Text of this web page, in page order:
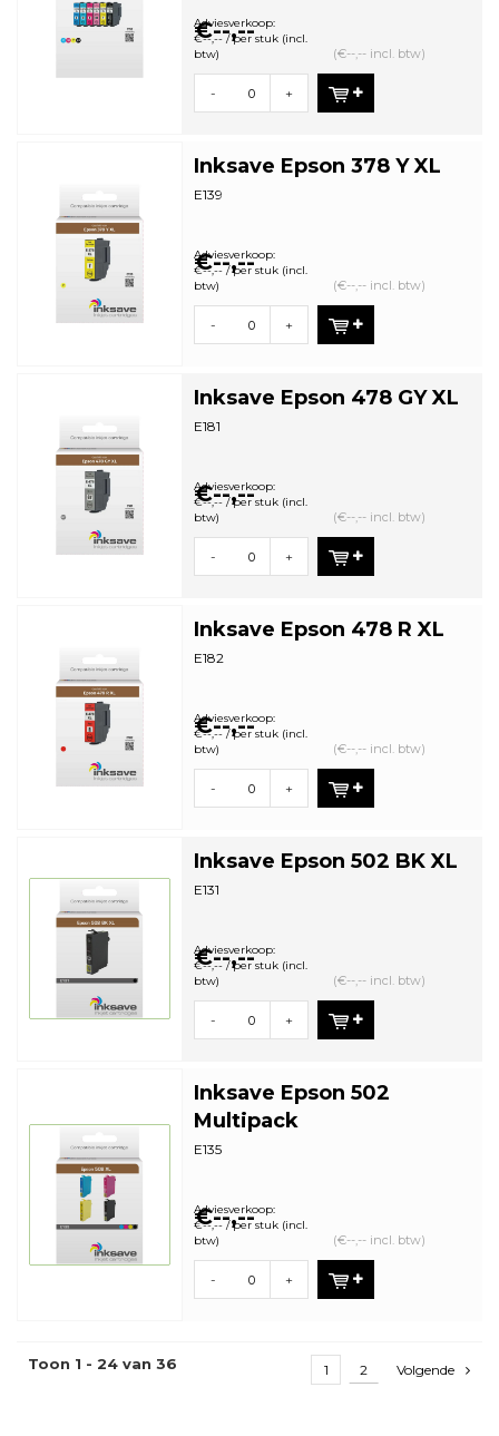
€--,--
Adviesverkoop:
€--,-- / per stuk (incl.
btw)
(€--,-- incl. btw)
- +
Inksave Epson 378 Y XL
E139
€--,--
Adviesverkoop:
€--,-- / per stuk (incl.
btw)
(€--,-- incl. btw)
- +
Inksave Epson 478 GY XL
E181
€--,--
Adviesverkoop:
€--,-- / per stuk (incl.
btw)
(€--,-- incl. btw)
- +
Inksave Epson 478 R XL
E182
€--,--
Adviesverkoop:
€--,-- / per stuk (incl.
btw)
(€--,-- incl. btw)
- +
Inksave Epson 502 BK XL
E131
€--,--
Adviesverkoop:
€--,-- / per stuk (incl.
btw)
(€--,-- incl. btw)
- +
Inksave Epson 502
Multipack
E135
€--,--
Adviesverkoop:
€--,-- / per stuk (incl.
btw)
(€--,-- incl. btw)
- +
Toon 1 - 24 van 36 1 2 Volgende